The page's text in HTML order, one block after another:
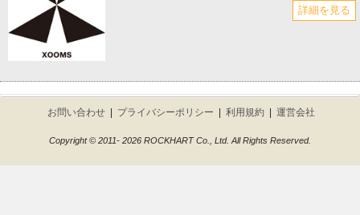
詳細を見る
お問い合わせ | プライバシーポリシー | 利用規約 | 運営会社
Copyright © 2011- 2026 ROCKHART Co., Ltd. All Rights Reserved.